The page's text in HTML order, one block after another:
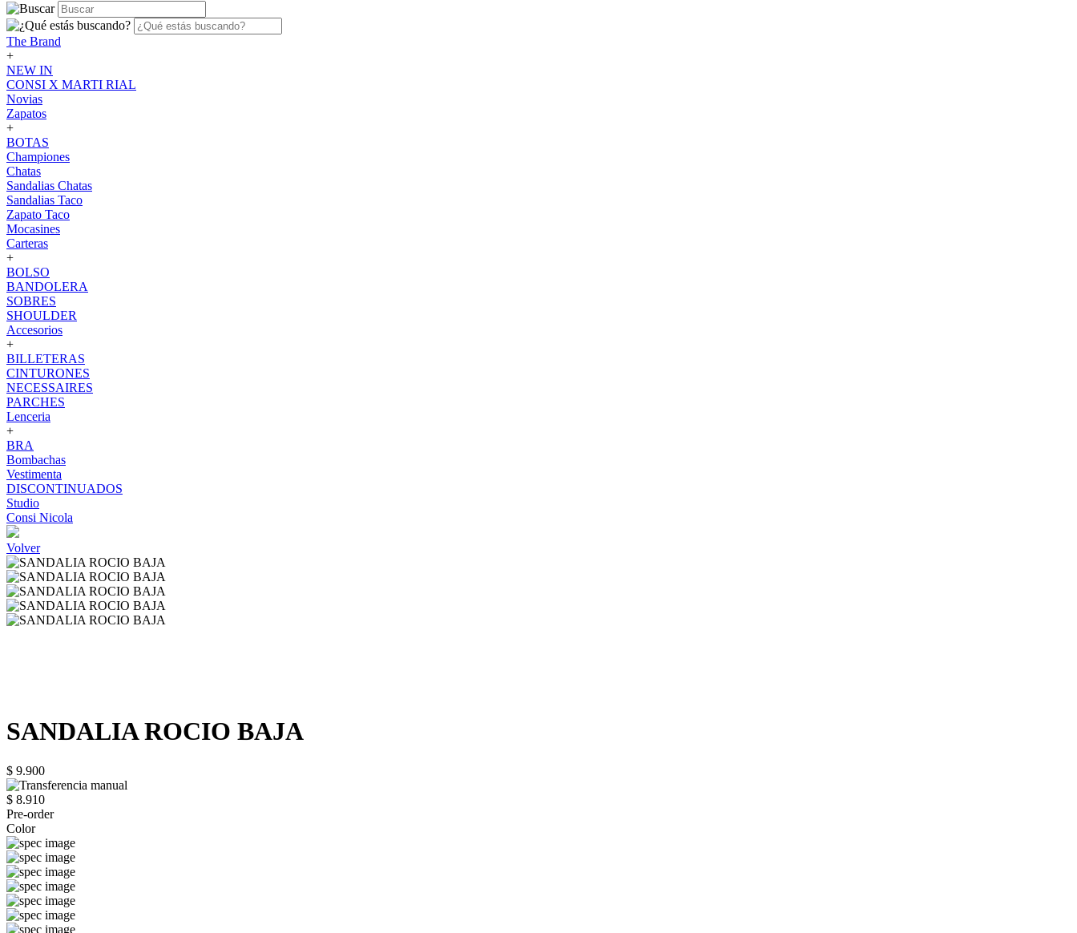
The Brand
+
NEW IN
CONSI X MARTI RIAL
Novias
Zapatos
+
BOTAS
Championes
Chatas
Sandalias Chatas
Sandalias Taco
Zapato Taco
Mocasines
Carteras
+
BOLSO
BANDOLERA
SOBRES
SHOULDER
Accesorios
+
BILLETERAS
CINTURONES
NECESSAIRES
PARCHES
Lenceria
+
BRA
Bombachas
Vestimenta
DISCONTINUADOS
Studio
Consi Nicola
Volver
SANDALIA ROCIO BAJA
$ 9.900
$ 8.910
Pre-order
Color